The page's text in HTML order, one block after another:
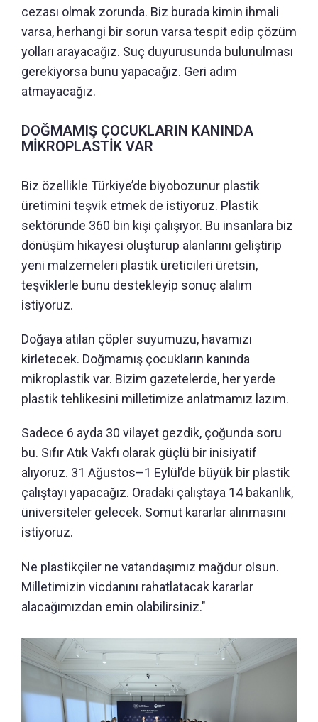
cezası olmak zorunda. Biz burada kimin ihmali
varsa, herhangi bir sorun varsa tespit edip çözüm
yolları arayacağız. Suç duyurusunda bulunulması
gerekiyorsa bunu yapacağız. Geri adım
atmayacağız.
DOĞMAMIŞ ÇOCUKLARIN KANINDA
MİKROPLASTİK VAR
Biz özellikle Türkiye’de biyobozunur plastik
üretimini teşvik etmek de istiyoruz. Plastik
sektöründe 360 bin kişi çalışıyor. Bu insanlara biz
dönüşüm hikayesi oluşturup alanlarını geliştirip
yeni malzemeleri plastik üreticileri üretsin,
teşviklerle bunu destekleyip sonuç alalım
istiyoruz.
Doğaya atılan çöpler suyumuzu, havamızı
kirletecek. Doğmamış çocukların kanında
mikroplastik var. Bizim gazetelerde, her yerde
plastik tehlikesini milletimize anlatmamız lazım.
Sadece 6 ayda 30 vilayet gezdik, çoğunda soru
bu. Sıfır Atık Vakfı olarak güçlü bir inisiyatif
alıyoruz. 31 Ağustos–1 Eylül’de büyük bir plastik
çalıştayı yapacağız. Oradaki çalıştaya 14 bakanlık,
üniversiteler gelecek. Somut kararlar alınmasını
istiyoruz.
Ne plastikçiler ne vatandaşımız mağdur olsun.
Milletimizin vicdanını rahatlatacak kararlar
alacağımızdan emin olabilirsiniz."